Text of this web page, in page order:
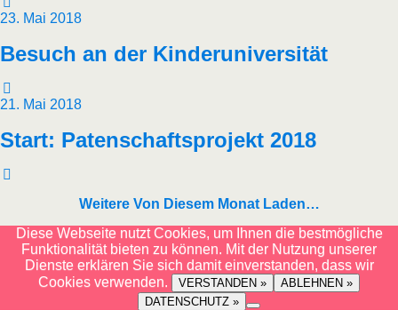
23. Mai 2018
Besuch an der Kinderuniversität
21. Mai 2018
Start: Patenschaftsprojekt 2018
Weitere Von Diesem Monat Laden…
Diese Webseite nutzt Cookies, um Ihnen die bestmögliche
Funktionalität bieten zu können. Mit der Nutzung unserer
Dienste erklären Sie sich damit einverstanden, dass wir
Cookies verwenden.
VERSTANDEN »
ABLEHNEN »
DATENSCHUTZ »